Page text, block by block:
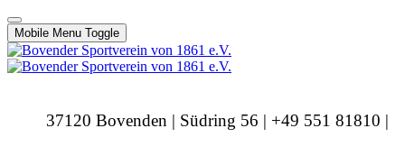
Mobile Menu Toggle
37120 Bovenden | Südring 56 | +49 551 81810 |